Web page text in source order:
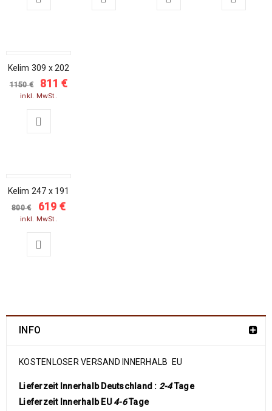
SALE
Kelim 309 x 202
1150€ 811€
inkl. MwSt.
SALE
Kelim 247 x 191
800€ 619 €
inkl. MwSt.
INFO
KOSTENLOSER VERSAND INNERHALB EU
Lieferzeit Innerhalb Deutschland : 2-4Tage
Lieferzeit Innerhalb EU4-6Tage